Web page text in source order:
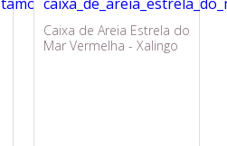
Caixa de Areia Estrela do
Mar Vermelha - Xalingo